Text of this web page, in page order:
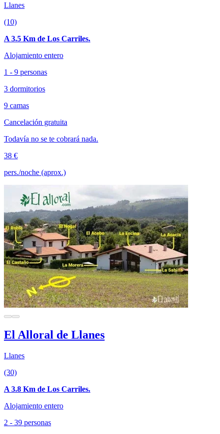
Llanes
(10)
A 3.5 Km de Los Carriles.
Alojamiento entero
1 - 9 personas
3 dormitorios
9 camas
Cancelación gratuita
Todavía no se te cobrará nada.
38 €
pers./noche (aprox.)
El Alloral de Llanes
Llanes
(30)
A 3.8 Km de Los Carriles.
Alojamiento entero
2 - 39 personas